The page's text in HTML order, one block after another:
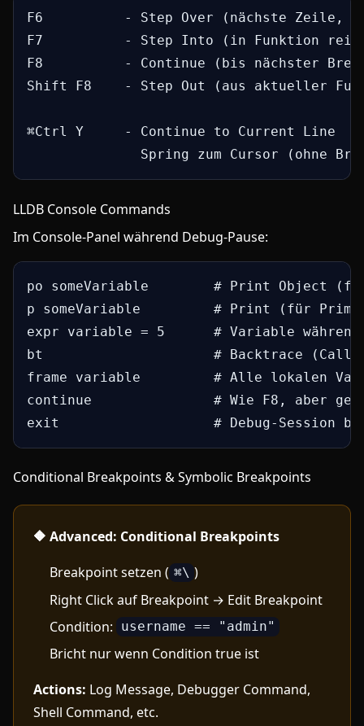
F6          - Step Over (nächste Zeile,
F7          - Step Into (in Funktion
F8          - Continue (bis nächster
Shift F8    - Step Out (aus aktueller
⌘Ctrl Y     - Continue to Current Line
Spring zum Cursor (ohne
LLDB Console Commands
Im Console-Panel während Debug-Pause:
po someVariable        # Print Object
p someVariable         # Print (für
expr variable = 5      # Variable während
bt                     # Backtrace (Call
frame variable         # Alle lokalen
continue               # Wie F8, aber
exit                   # Debug-Session
Conditional Breakpoints & Symbolic Breakpoints
🔶 Advanced: Conditional Breakpoints
Breakpoint setzen ( ⌘\ )
Right Click auf Breakpoint → Edit Breakpoint
Condition:
username == "admin"
Bricht nur wenn Condition true ist
Actions: Log Message, Debugger Command,
Shell Command, etc.